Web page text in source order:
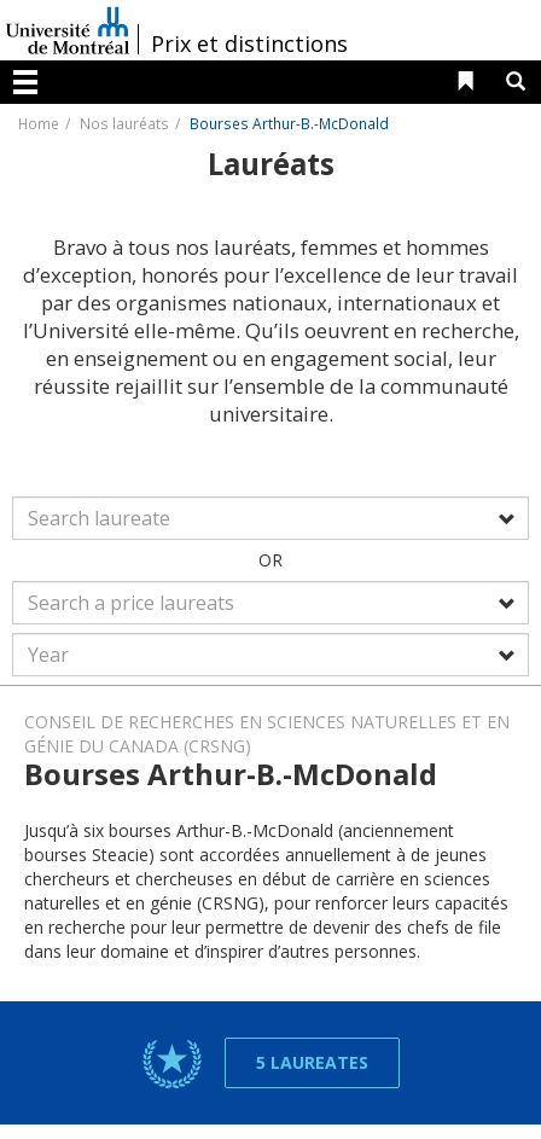
au
contenu
/Prix et distinctions
Menu
Liens
Home Nos lauréats Bourses Arthur-B.-McDonald
Lauréats
Bravo à tous nos lauréats, femmes et hommes
d’exception, honorés pour l’excellence de leur travail
par des organismes nationaux, internationaux et
l’Université elle-même. Qu’ils oeuvrent en recherche,
en enseignement ou en engagement social, leur
réussite rejaillit sur l’ensemble de la communauté
universitaire.
OR
CONSEIL DE RECHERCHES EN SCIENCES NATURELLES ET EN
GÉNIE DU CANADA (CRSNG)
Bourses Arthur-B.-McDonald
Jusqu’à six bourses Arthur-B.-McDonald (anciennement
bourses Steacie) sont accordées annuellement à de jeunes
chercheurs et chercheuses en début de carrière en sciences
naturelles et en génie (CRSNG), pour renforcer leurs capacités
en recherche pour leur permettre de devenir des chefs de file
dans leur domaine et d’inspirer d’autres personnes.
5 LAUREATES